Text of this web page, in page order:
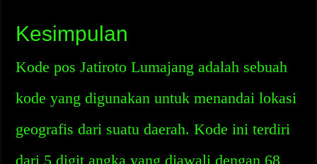
Kesimpulan
Kode pos Jatiroto Lumajang adalah sebuah
kode yang digunakan untuk menandai lokasi
geografis dari suatu daerah. Kode ini terdiri
dari 5 digit angka yang diawali dengan 68